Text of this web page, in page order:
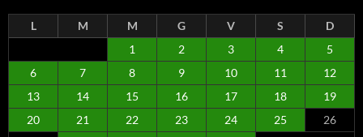
L M M G V S
D
1
2 3 4
5
6
7 8 9 10 11
12
13
14 15 16 17 18
19
20
21 22 23 24 25
26